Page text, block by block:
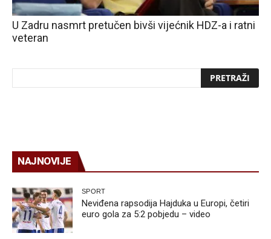
U Zadru nasmrt pretučen bivši vijećnik HDZ-a i ratni
veteran
NAJNOVIJE
SPORT
Neviđena rapsodija Hajduka u Europi, četiri
euro gola za 5:2 pobjedu – video